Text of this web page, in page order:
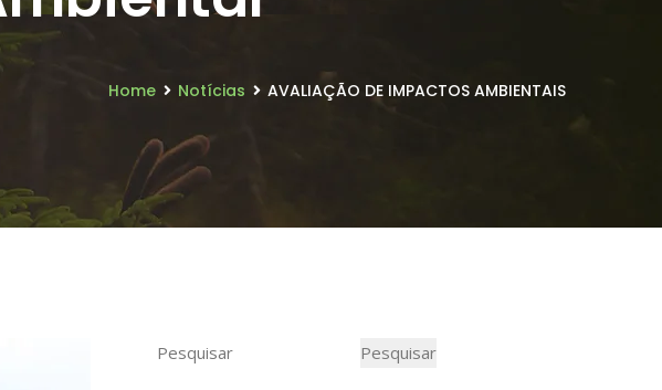
Home Notícias AVALIAÇÃO DE IMPACTOS AMBIENTAIS
Pesquisar
Pesquisar